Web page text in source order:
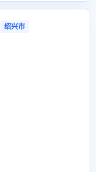
绍兴市